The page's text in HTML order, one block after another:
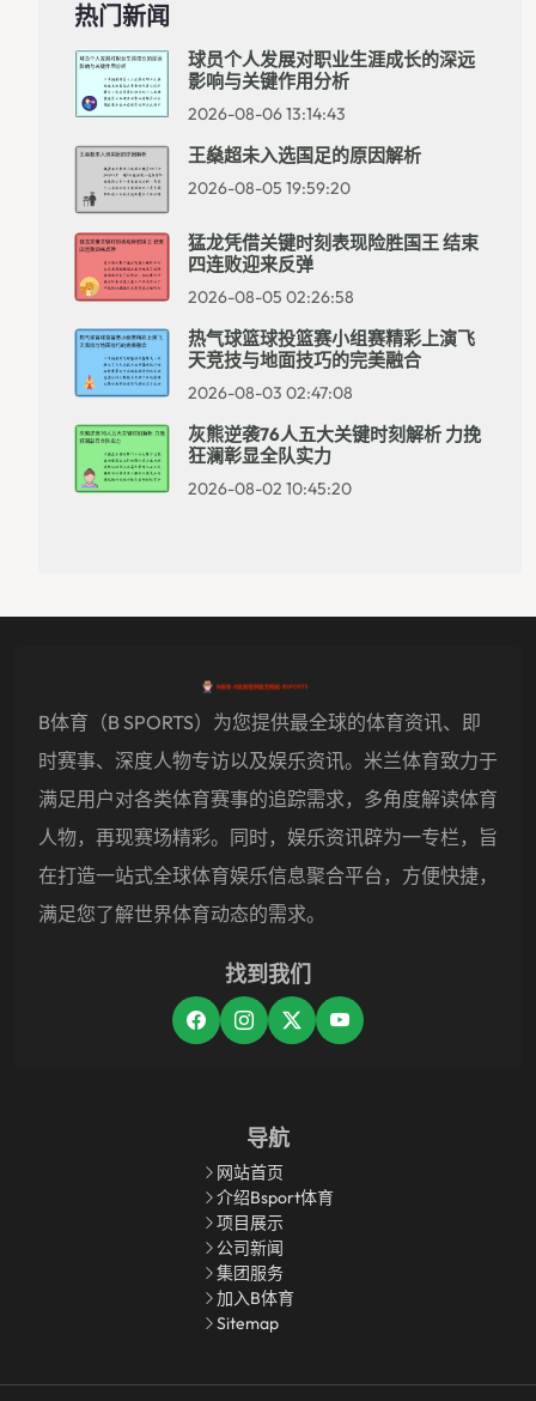
热门新闻
球员个人发展对职业生涯成长的深远
影响与关键作用分析
2026-08-06 13:14:43
王燊超未入选国足的原因解析
2026-08-05 19:59:20
猛龙凭借关键时刻表现险胜国王 结束
四连败迎来反弹
2026-08-05 02:26:58
热气球篮球投篮赛小组赛精彩上演飞
天竞技与地面技巧的完美融合
2026-08-03 02:47:08
灰熊逆袭76人五大关键时刻解析 力挽
狂澜彰显全队实力
2026-08-02 10:45:20
B体育（B SPORTS）为您提供最全球的体育资讯、即
时赛事、深度人物专访以及娱乐资讯。米兰体育致力于
满足用户对各类体育赛事的追踪需求，多角度解读体育
人物，再现赛场精彩。同时，娱乐资讯辟为一专栏，旨
在打造一站式全球体育娱乐信息聚合平台，方便快捷，
满足您了解世界体育动态的需求。
找到我们
导航
网站首页
介绍bsport体育
项目展示
公司新闻
集团服务
加入B体育
Sitemap